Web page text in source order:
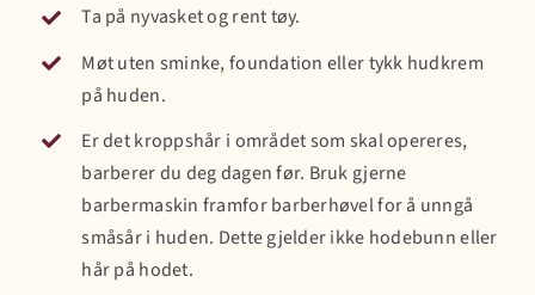
Ta på nyvasket og rent tøy.
Møt uten sminke, foundation eller tykk hudkrem
på huden.
Er det kroppshår i området som skal opereres,
barberer du deg dagen før. Bruk gjerne
barbermaskin framfor barberhøvel for å unngå
småsår i huden. Dette gjelder ikke hodebunn eller
hår på hodet.